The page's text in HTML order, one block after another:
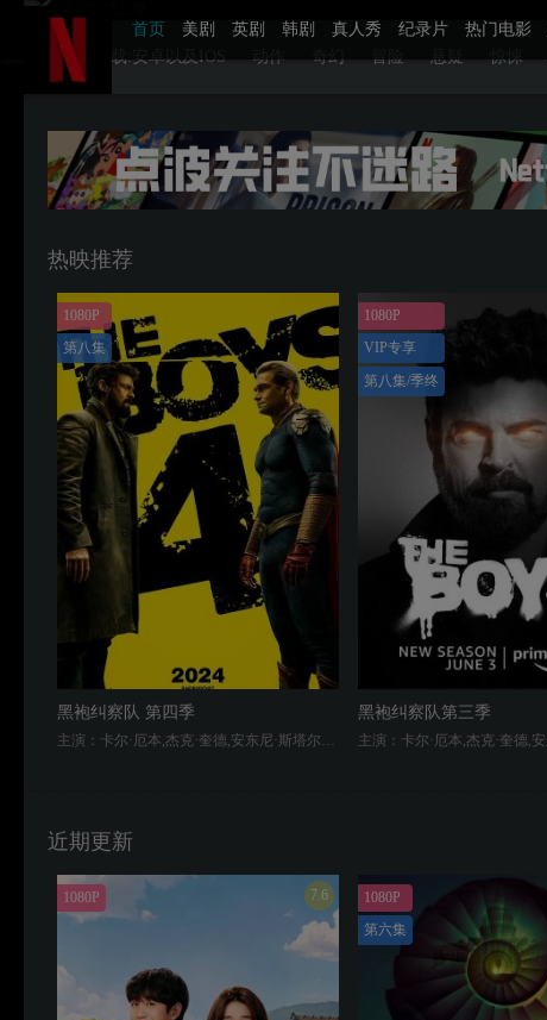
首页 美剧 英剧 韩剧 真人秀 纪录片 热门电影
APP下载:安卓以及IOS 动作 奇幻 冒险 悬疑 惊悚
热映推荐
1080P
第八集
黑袍纠察队 第四季
主演：卡尔·厄本,杰克·奎德,安东尼·斯塔尔,艾琳·莫里亚蒂,多米妮克·麦克艾丽戈特,杰西·厄舍,杰弗里·迪恩·摩根,拉兹·阿隆索,切斯·克劳福,托默·卡蓬,凯伦·福原,内森·米切尔,蔻碧·米纳菲,克劳迪娅·多米特,詹森·阿克斯,劳瑞·侯登,凯蒂娅·温特,卡梅伦·克罗维蒂,安·库萨克,杰克·杜兰,克莉丝汀·布丝,贾斯汀·戴维斯,尼克·维切斯勒,迈尔斯·加斯顿·维拉努瓦,凯蒂·布赖尔,克里斯蒂安·凯耶斯,马尔科姆·巴雷特,乔丹娜·拉茹瓦,莎拉·斯维尔,大卫·瑞勒,玛雅·米沙里维克,瑞恩·布雷克利,莱拉·罗宾斯,盖特林·格里菲斯,乔尔·拉贝尔,Tyler Williams,哈南·尤尼斯
1080P
VIP专享
第八集/季终
黑袍纠察队第三季
近期更新
1080P 7.6
1080P
第六集